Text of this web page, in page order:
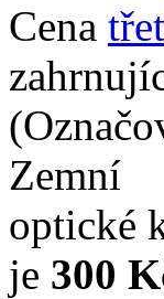
Cena
Zemní
optické
je 300